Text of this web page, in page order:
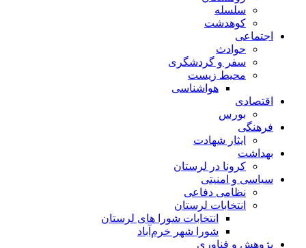
سلسله
کوهدشت
اجتماعی
حوادث
سفر و گردشگری
محیط زیست
هواشناسی
اقتصادی
بورس
فرهنگی
ایثار شهادت
بهداشت
کرونا در لرستان
سیاسی و امنیتی
نظامی دفاعی
انتخابات لرستان
انتخابات شورا های لرستان
شورا شهر خرم‌آباد
پژوهش و فناوری